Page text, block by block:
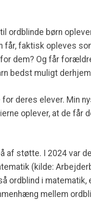
ordblinde børn
får, faktisk opleves
dem? Og får
bedst muligt
deres elever. Min
oplever, at de får
af støtte. I 2024 var
(kilde:
ordblind i matematik,
mellem